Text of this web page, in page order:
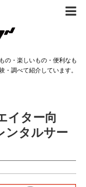
の・楽しいもの・便利なも
調べて紹介しています。
イター向
ンタルサー